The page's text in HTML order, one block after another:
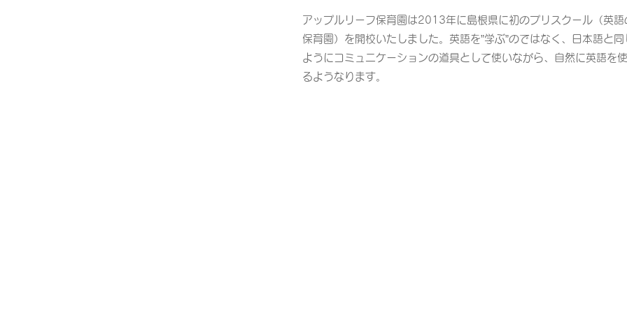
アップルリーフ保育園は2013年に島根県に初のプリスクール（英語
保育園）を開校いたしました。英語を”学ぶ”のではなく、日本語と同
ようにコミュニケーションの道具として使いながら、自然に英語を
るようなります。